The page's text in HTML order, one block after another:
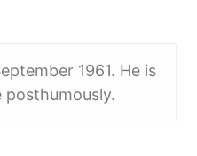
1961. He is
posthumously.